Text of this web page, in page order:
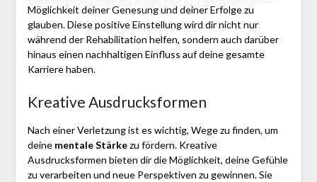
Möglichkeit deiner Genesung und deiner Erfolge zu
glauben. Diese positive Einstellung wird dir nicht nur
während der Rehabilitation helfen, sondern auch darüber
hinaus einen nachhaltigen Einfluss auf deine gesamte
Karriere haben.
Kreative Ausdrucksformen
Nach einer Verletzung ist es wichtig, Wege zu finden, um
deine mentale Stärkezu fördern. Kreative
Ausdrucksformen bieten dir die Möglichkeit, deine Gefühle
zu verarbeiten und neue Perspektiven zu gewinnen. Sie